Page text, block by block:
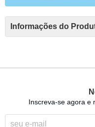
Informações do
Inscreva-se agora e